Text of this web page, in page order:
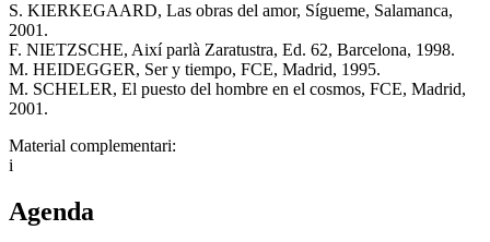
S. KIERKEGAARD, Las obras del amor, Sígueme, Salamanca,
2001.
F. NIETZSCHE, Així parlà Zaratustra, Ed. 62, Barcelona, 1998.
M. HEIDEGGER, Ser y tiempo, FCE, Madrid, 1995.
M. SCHELER, El puesto del hombre en el cosmos, FCE, Madrid,
2001.
Material complementari:
i
Agenda